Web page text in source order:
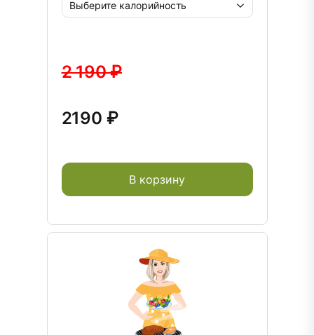
2 190 ₽
2190 ₽
В корзину